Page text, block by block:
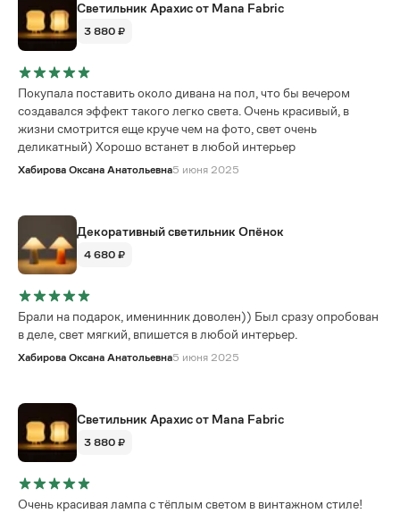
Светильник Арахис от Mana Fabric
3 880 ₽
Покупала поставить около дивана на пол, что бы вечером
создавался эффект такого легко света. Очень красивый, в
жизни смотрится еще круче чем на фото, свет очень
деликатный) Хорошо встанет в любой интерьер
Хабирова Оксана Анатольевна5 июня 2025
Декоративный светильник Опёнок
4 680 ₽
Брали на подарок, именинник доволен)) Был сразу опробован
в деле, свет мягкий, впишется в любой интерьер.
Хабирова Оксана Анатольевна5 июня 2025
Светильник Арахис от Mana Fabric
3 880 ₽
Очень красивая лампа с тёплым светом в винтажном стиле!